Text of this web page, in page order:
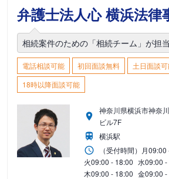
弁護士法人心 横浜法律
相続案件のための「相続チーム」が担当
電話相談可能 初回面談無料
土日面談
18時以降面談可能
神奈川県横浜市神奈
ビル7F
横浜駅
（受付時間） 月09:00
火09:00 - 18:00 水09:00 -
木09:00 - 18:00 金09:00 -